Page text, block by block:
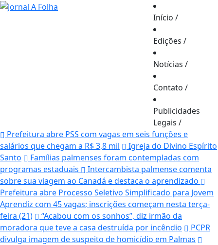
Início /
Edições /
Notícias /
Contato /
Publicidades
Legais /
Prefeitura abre PSS com vagas em seis funções e
salários que chegam a R$ 3,8 mil
Igreja do Divino Espírito
Santo
Famílias palmenses foram contempladas com
programas estaduais
Intercambista palmense comenta
sobre sua viagem ao Canadá e destaca o aprendizado
Prefeitura abre Processo Seletivo Simplificado para Jovem
Aprendiz com 45 vagas; inscrições começam nesta terça-
feira (21)
“Acabou com os sonhos”, diz irmão da
moradora que teve a casa destruída por incêndio
PCPR
divulga imagem de suspeito de homicídio em Palmas